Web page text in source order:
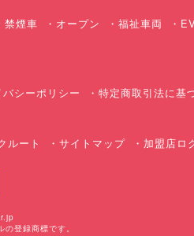
禁煙車 オープン 福祉車両
バシーポリシー 特定商取引法に基
ルート サイトマップ 加盟店ロ
登録商標です。